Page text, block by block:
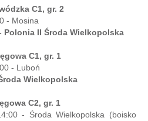
C1, gr. 2
- Mosina
Polonia II Środa Wielkopolska
C1, gr. 1
- Luboń
Wielkopolska
C2, gr. 1
- Środa Wielkopolska (boisko